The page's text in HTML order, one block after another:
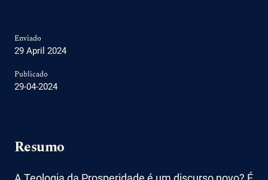
Enviado
29 April 2024
Publicado
29-04-2024
Resumo